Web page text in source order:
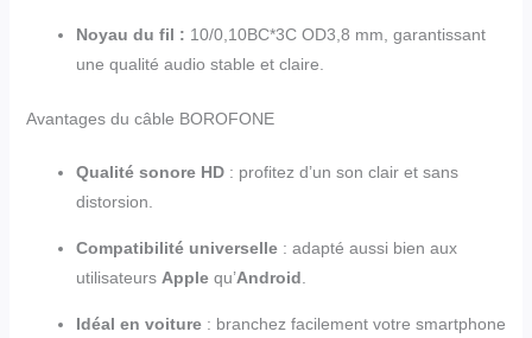
Noyau du fil : 10/0,10BC*3C OD3,8 mm, garantissant
une qualité audio stable et claire.
Avantages du câble BOROFONE
Qualité sonore HD: profitez d’un son clair et sans
distorsion.
Compatibilité universelle: adapté aussi bien aux
utilisateurs Applequ’Android.
Idéal en voiture: branchez facilement votre smartphone